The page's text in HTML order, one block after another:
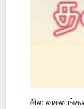
சில